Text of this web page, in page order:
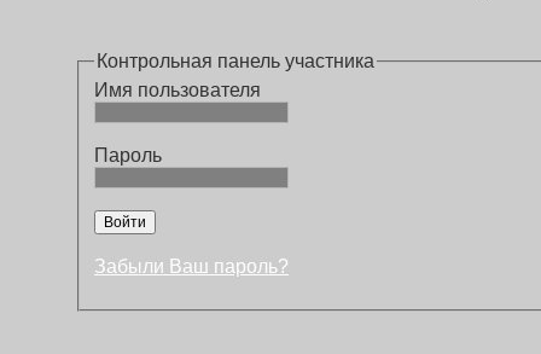
Контрольная панель участника
Имя пользователя
Пароль
Забыли Ваш пароль?